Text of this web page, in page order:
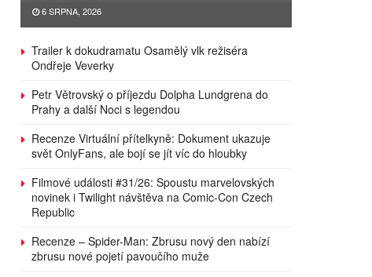
6 SRPNA, 2026
Trailer k dokudramatu Osamělý vlk režiséra
Ondřeje Veverky
Petr Větrovský o příjezdu Dolpha Lundgrena do
Prahy a další Noci s legendou
Recenze Virtuální přítelkyně: Dokument ukazuje
svět OnlyFans, ale bojí se jít víc do hloubky
Filmové události #31/26: Spoustu marvelovských
novinek i Twilight návštěva na Comic-Con Czech
Republic
Recenze – Spider-Man: Zbrusu nový den nabízí
zbrusu nové pojetí pavoučího muže